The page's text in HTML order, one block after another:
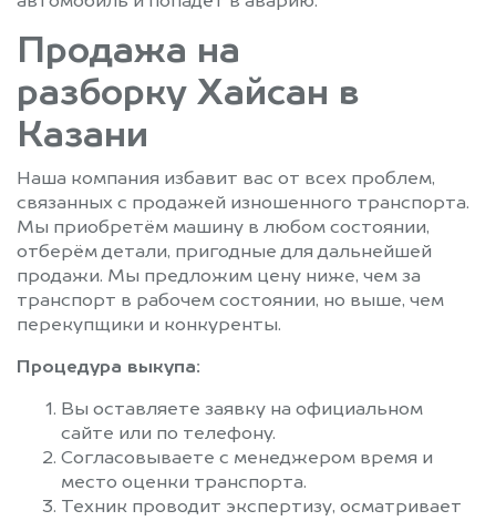
Продажа на
разборку Хайсан в
Казани
Наша компания избавит вас от всех проблем,
связанных с продажей изношенного транспорта.
Мы приобретём машину в любом состоянии,
отберём детали, пригодные для дальнейшей
продажи. Мы предложим цену ниже, чем за
транспорт в рабочем состоянии, но выше, чем
перекупщики и конкуренты.
Процедура выкупа:
Вы оставляете заявку на официальном
сайте или по телефону.
Согласовываете с менеджером время и
место оценки транспорта.
Техник проводит экспертизу, осматривает